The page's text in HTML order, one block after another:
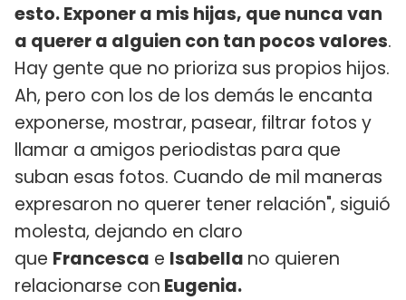
esto. Exponer a mis hijas, que nunca van
a querer a alguien con tan pocos valores.
Hay gente que no prioriza sus propios hijos.
Ah, pero con los de los demás le encanta
exponerse, mostrar, pasear, filtrar fotos y
llamar a amigos periodistas para que
suban esas fotos. Cuando de mil maneras
expresaron no querer tener relación", siguió
molesta, dejando en claro
que Francesca e Isabella no quieren
relacionarse con Eugenia.